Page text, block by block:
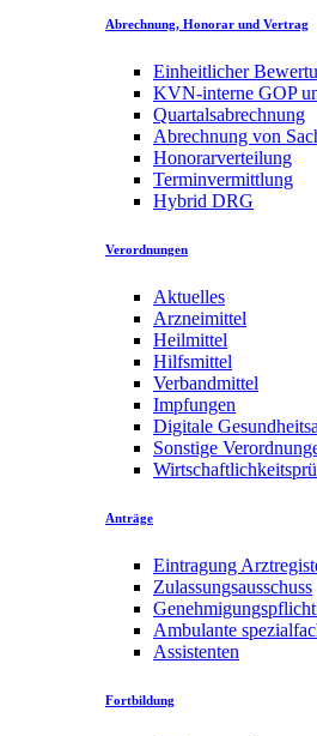
Abrechnung, Honorar und Vertrag
Einheitlicher
KVN-interne GOP
Quartalsabrechnung
Abrechnung von
Honorarverteilung
Terminvermittlung
Hybrid DRG
Verordnungen
Aktuelles
Arzneimittel
Heilmittel
Hilfsmittel
Verbandmittel
Impfungen
Digitale
Sonstige
Anträge
Eintragung
Zulassungsausschuss
Ambulante
Assistenten
Fortbildung